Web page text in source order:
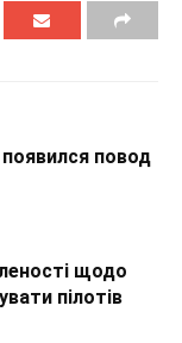
повод
щодо
пілотів